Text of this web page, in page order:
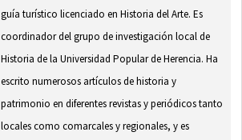
guía turístico licenciado en Historia del Arte. Es
coordinador del grupo de investigación local de
Historia de la Universidad Popular de Herencia. Ha
escrito numerosos artículos de historia y
patrimonio en diferentes revistas y periódicos tanto
locales como comarcales y regionales, y es